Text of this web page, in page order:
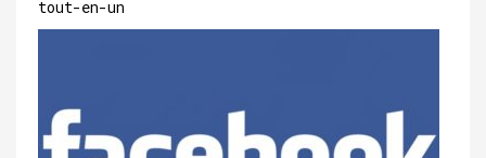
tout-en-un